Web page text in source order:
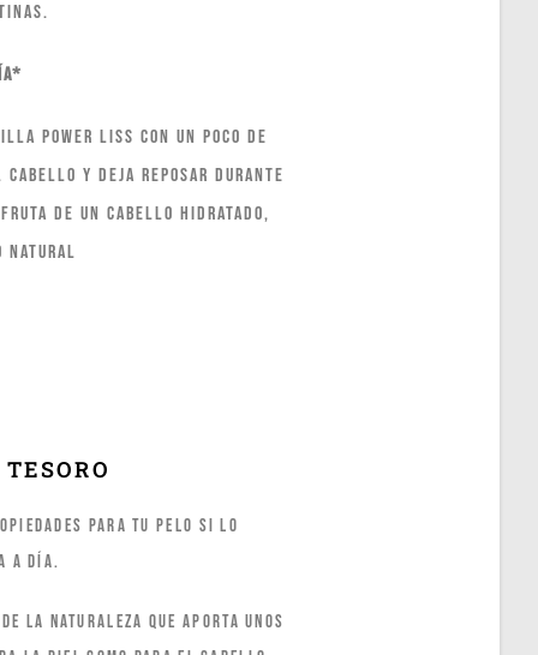
Power Liss con un poco de
cabello y deja reposar durante
de un cabello hidratado,
natural
para tu pelo si lo
a día.
de la naturaleza que aporta unos